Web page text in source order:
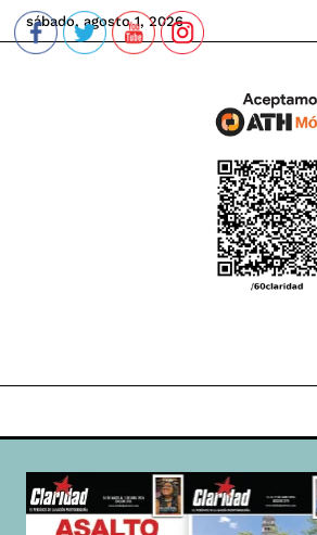
sábado, agosto 1, 2026